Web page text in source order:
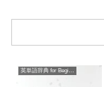
英単語辞典 for Beginners